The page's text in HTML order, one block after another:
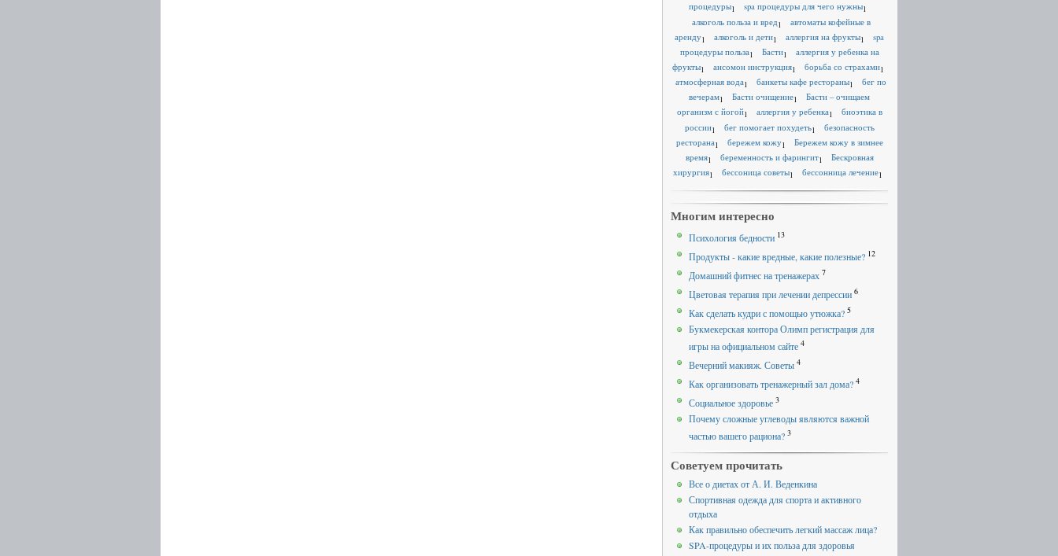
процедуры1 spa процедуры для чего нужны1
алкоголь польза и вред1
автоматы кофейные в
аренду1 алкоголь и дети1 аллергия на фрукты1
spa
процедуры польза1 Басти1
аллергия у ребенка на
фрукты1 ансомон инструкция1 борьба со страхами1
атмосферная вода1 банкеты кафе рестораны1
бег по
вечерам1 Басти очищение1
Басти – очищаем
организм с йогой1 аллергия у ребенка1
биоэтика в
россии1 бег помогает похудеть1
безопасность
ресторана1 бережем кожу1
Бережем кожу в зимнее
время1 беременность и фарингит1
Бескровная
хирургия1 бессоница советы1 бессонница лечение1
Многим интересно
Психология бедности 13
Продукты - какие вредные, какие полезные? 12
Домашний фитнес на тренажерах 7
Цветовая терапия при лечении депрессии 6
Как сделать кудри с помощью утюжка? 5
Букмекерская контора Олимп регистрация для
игры на официальном сайте 4
Вечерний макияж. Советы 4
Как организовать тренажерный зал дома? 4
Социальное здоровье 3
Почему сложные углеводы являются важной
частью вашего рациона? 3
Советуем прочитать
Все о диетах от А. И. Веденкина
Спортивная одежда для спорта и активного
отдыха
Как правильно обеспечить легкий массаж лица?
SPA-процедуры и их польза для здоровья